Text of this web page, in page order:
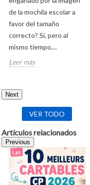
de la mochila escolar a
favor del tamaño
correcto? Sí, pero al
mismo tiempo,...
Leer más
Next
VER TODO
Artículos relacionados
Previous